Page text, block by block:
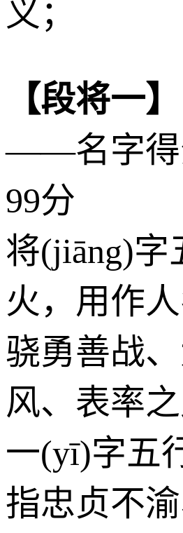
义；
【段将一】
——名字得
99分
将(jiāng)字
火 ，用作
骁勇善战
风、表率之
一(yī)字五
指忠贞不